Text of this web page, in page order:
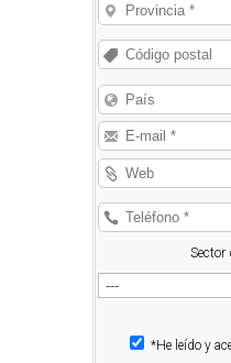
Sector
*He leído y